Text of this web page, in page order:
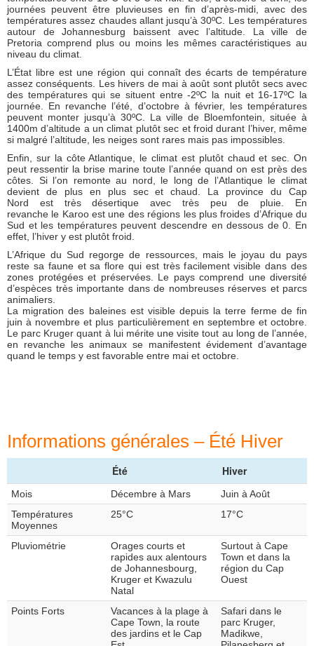
journées peuvent être pluvieuses en fin d’après-midi, avec des
températures assez chaudes allant jusqu’à 30ºC. Les températures
autour de Johannesburg baissent avec l’altitude. La ville de
Pretoria comprend plus ou moins les mêmes caractéristiques au
niveau du climat.
L’État libre est une région qui connaît des écarts de température
assez conséquents. Les hivers de mai à août sont plutôt secs avec
des températures qui se situent entre -2ºC la nuit et 16-17ºC la
journée. En revanche l’été, d’octobre à février, les températures
peuvent monter jusqu’à 30ºC. La ville de Bloemfontein, située à
1400m d’altitude a un climat plutôt sec et froid durant l’hiver, même
si malgré l’altitude, les neiges sont rares mais pas impossibles.
Enfin, sur la côte Atlantique, le climat est plutôt chaud et sec. On
peut ressentir la brise marine toute l’année quand on est près des
côtes. Si l’on remonte au nord, le long de l’Atlantique le climat
devient de plus en plus sec et chaud. La province du Cap
Nord est très désertique avec très peu de pluie. En
revanche le Karooest une des régions les plus froides d’Afrique du
Sud et les températures peuvent descendre en dessous de 0. En
effet, l’hiver y est plutôt froid.
L’Afrique du Sud regorge de ressources, mais le joyau du pays
reste sa faune et sa flore qui est très facilement visible dans des
zones protégées et préservées. Le pays comprend une diversité
d’espèces très importante dans de nombreuses réserves et parcs
animaliers.
La migration des baleines est visible depuis la terre ferme de fin
juin à novembre et plus particulièrement en septembre et octobre.
Le parc Kruger quant à lui mérite une visite tout au long de l’année,
en revanche les animaux se manifestent évidement d’avantage
quand le temps y est favorable entre mai et octobre.
Informations générales – Été Hiver
Été Hiver
Mois Décembre à Mars
Juin à Août
Températures
Moyennes
25°C 17°C
Pluviométrie
Orages courts et
rapides aux alentours
de Johannesbourg,
Kruger et Kwazulu
Natal
Surtout à Cape
Town et dans la
région du Cap
Ouest
Points Forts
Vacances à la plage à
Cape Town, la route
des jardins et le Cap
Safari dans le
parc Kruger,
Madikwe,